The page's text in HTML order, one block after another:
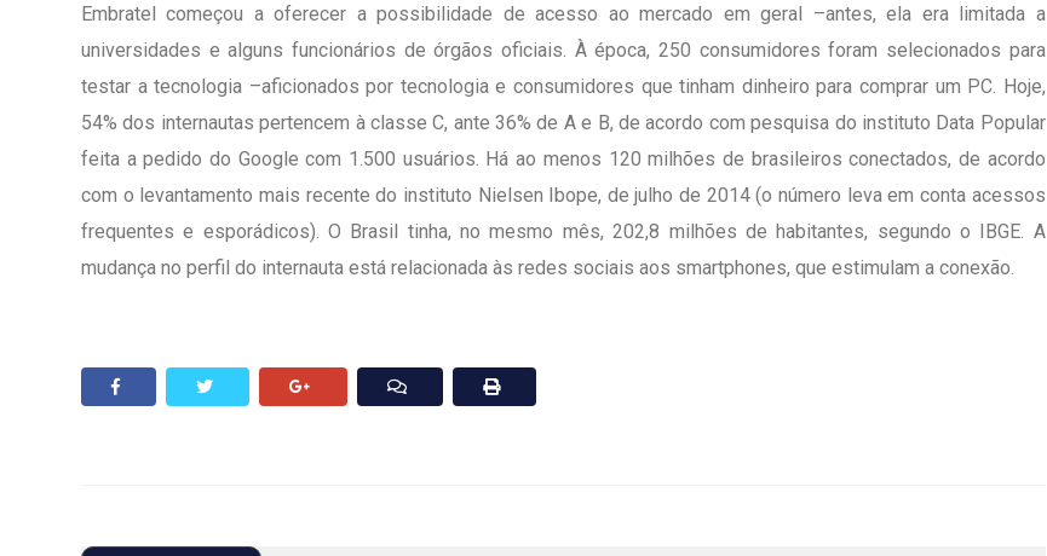
Embratel começou a oferecer a possibilidade de acesso ao mercado em geral –antes, ela era limitada a
universidades e alguns funcionários de órgãos oficiais. À época, 250 consumidores foram selecionados para
testar a tecnologia –aficionados por tecnologia e consumidores que tinham dinheiro para comprar um PC. Hoje,
54% dos internautas pertencem à classe C, ante 36% de A e B, de acordo com pesquisa do instituto Data Popular
feita a pedido do Google com 1.500 usuários. Há ao menos 120 milhões de brasileiros conectados, de acordo
com o levantamento mais recente do instituto Nielsen Ibope, de julho de 2014 (o número leva em conta acessos
frequentes e esporádicos). O Brasil tinha, no mesmo mês, 202,8 milhões de habitantes, segundo o IBGE. A
mudança no perfil do internauta está relacionada às redes sociais aos smartphones, que estimulam a conexão.